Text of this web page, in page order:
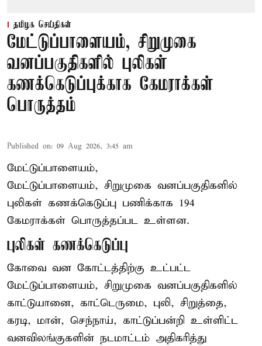
தமிழக செய்திகள்
மேட்டுப்பாளையம், சிறுமுகை
வனப்பகுதிகளில் புலிகள்
கணக்கெடுப்புக்காக கேமராக்கள்
பொருத்தம்
Published on: 09 Aug 2026, 3:45 am
மேட்டுப்பாளையம்,
மேட்டுப்பாளையம், சிறுமுகை வனப்பகுதிகளில்
புலிகள் கணக்கெடுப்பு பணிக்காக 194
கேமராக்கள் பொருத்தப்பட உள்ளன.
புலிகள் கணக்கெடுப்பு
கோவை வன கோட்டத்திற்கு உட்பட்ட
மேட்டுப்பாளையம், சிறுமுகை வனப்பகுதிகளில்
காட்டுயானை, காட்டெருமை, புலி, சிறுத்தை,
கரடி, மான், செந்நாய், காட்டுப்பன்றி உள்ளிட்ட
வனவிலங்குகளின் நடமாட்டம் அதிகரித்து